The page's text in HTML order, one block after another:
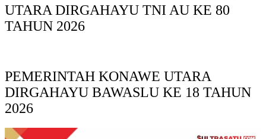
UTARA DIRGAHAYU TNI AU KE 80
TAHUN 2026
PEMERINTAH KONAWE UTARA
DIRGAHAYU BAWASLU KE 18 TAHUN
2026